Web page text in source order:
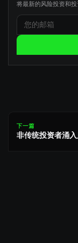
将最新的风险投资和投
下一篇
非传统投资者涌